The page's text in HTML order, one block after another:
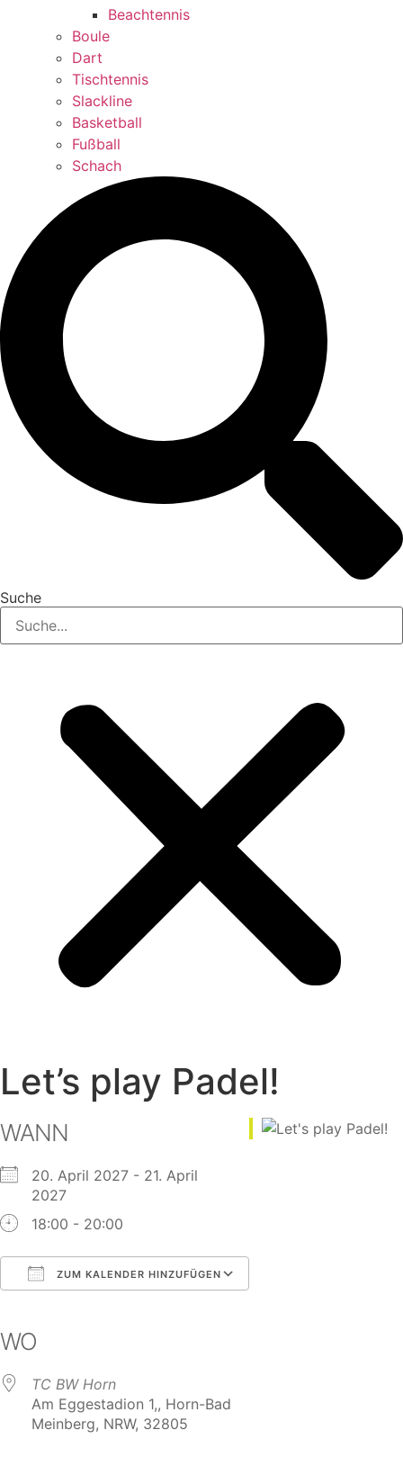
Beachtennis
Boule
Dart
Tischtennis
Slackline
Basketball
Fußball
Schach
Suche
Let’s play Padel!
WANN
20. April 2027 - 21. April
2027
18:00 - 20:00
ZUM KALENDER HINZUFÜGEN
WO
TC BW Horn
Am Eggestadion 1,, Horn-Bad
Meinberg, NRW, 32805